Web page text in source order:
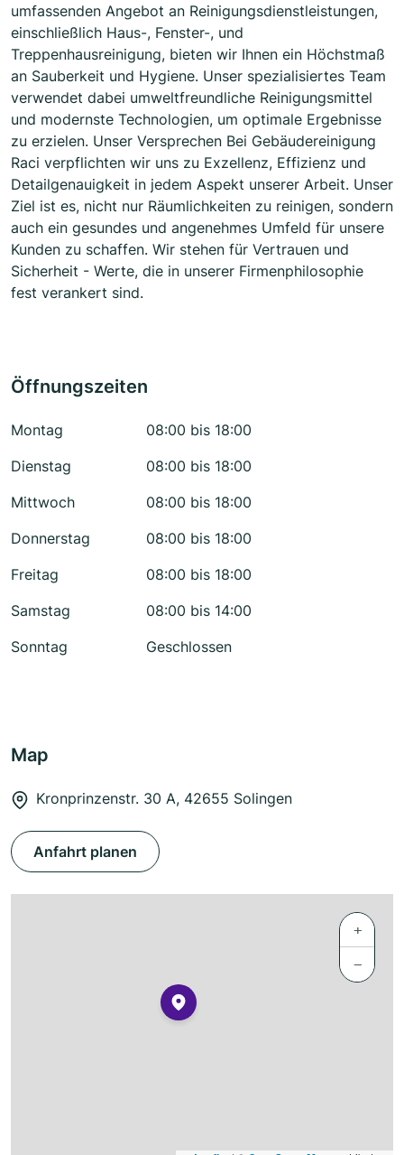
umfassenden Angebot an Reinigungsdienstleistungen,
einschließlich Haus-, Fenster-, und
Treppenhausreinigung, bieten wir Ihnen ein Höchstmaß
an Sauberkeit und Hygiene. Unser spezialisiertes Team
verwendet dabei umweltfreundliche Reinigungsmittel
und modernste Technologien, um optimale Ergebnisse
zu erzielen. Unser Versprechen Bei Gebäudereinigung
Raci verpflichten wir uns zu Exzellenz, Effizienz und
Detailgenauigkeit in jedem Aspekt unserer Arbeit. Unser
Ziel ist es, nicht nur Räumlichkeiten zu reinigen, sondern
auch ein gesundes und angenehmes Umfeld für unsere
Kunden zu schaffen. Wir stehen für Vertrauen und
Sicherheit - Werte, die in unserer Firmenphilosophie
fest verankert sind.
Öffnungszeiten
Montag
08:00 bis 18:00
Dienstag
08:00 bis 18:00
Mittwoch
08:00 bis 18:00
Donnerstag
08:00 bis 18:00
Freitag
08:00 bis 18:00
Samstag
08:00 bis 14:00
Sonntag
Geschlossen
Map
Kronprinzenstr. 30 A, 42655 Solingen
Anfahrt planen
+
−